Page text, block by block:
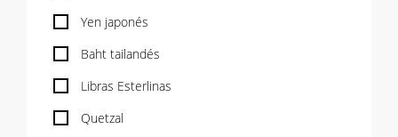
Yen japonés
Baht tailandés
Libras Esterlinas
Quetzal